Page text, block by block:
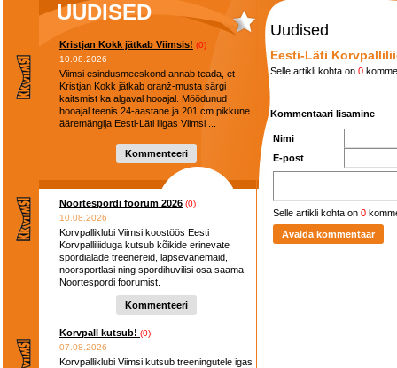
UUDISED
Kristjan Kokk jätkab Viimsis! (0)
10.08.2026
Viimsi esindusmeeskond annab teada, et
Kristjan Kokk jätkab oranž-musta särgi
kaitsmist ka algaval hooajal. Möödunud
hooajal teenis 24-aastane ja 201 cm pikkune
ääremängija Eesti-Läti liigas Viimsi ...
Kommenteeri
Noortespordi foorum 2026 (0)
10.08.2026
Korvpalliklubi Viimsi koostöös Eesti
Korvpalliliiduga kutsub kõikide erinevate
spordialade treenereid, lapsevanemaid,
noorsportlasi ning spordihuvilisi osa saama
Noortespordi foorumist.
Kommenteeri
Korvpall kutsub! (0)
07.08.2026
Korvpalliklubi Viimsi kutsub treeningutele igas
Uudised
Eesti-Läti
Selle artikli kohta on 0
Kommentaari lisamine
Nimi
E-post
Selle artikli kohta on 0